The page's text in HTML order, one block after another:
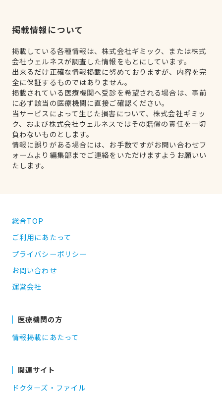
掲載情報について
掲載している各種情報は、株式会社ギミック、または株式
会社ウェルネスが調査した情報をもとにしています。
出来るだけ正確な情報掲載に努めておりますが、内容を完
全に保証するものではありません。
掲載されている医療機関へ受診を希望される場合は、事前
に必ず該当の医療機関に直接ご確認ください。
当サービスによって生じた損害について、株式会社ギミッ
ク、および株式会社ウェルネスではその賠償の責任を一切
負わないものとします。
情報に誤りがある場合には、お手数ですがお問い合わせフ
ォームより編集部までご連絡をいただけますようお願いい
たします。
総合TOP
ご利用にあたって
プライバシーポリシー
お問い合わせ
運営会社
医療機関の方
情報掲載にあたって
関連サイト
ドクターズ・ファイル